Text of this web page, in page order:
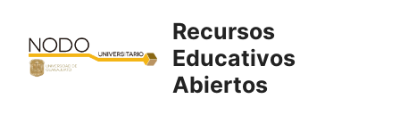
contenido
Recursos
Educativos
Abiertos